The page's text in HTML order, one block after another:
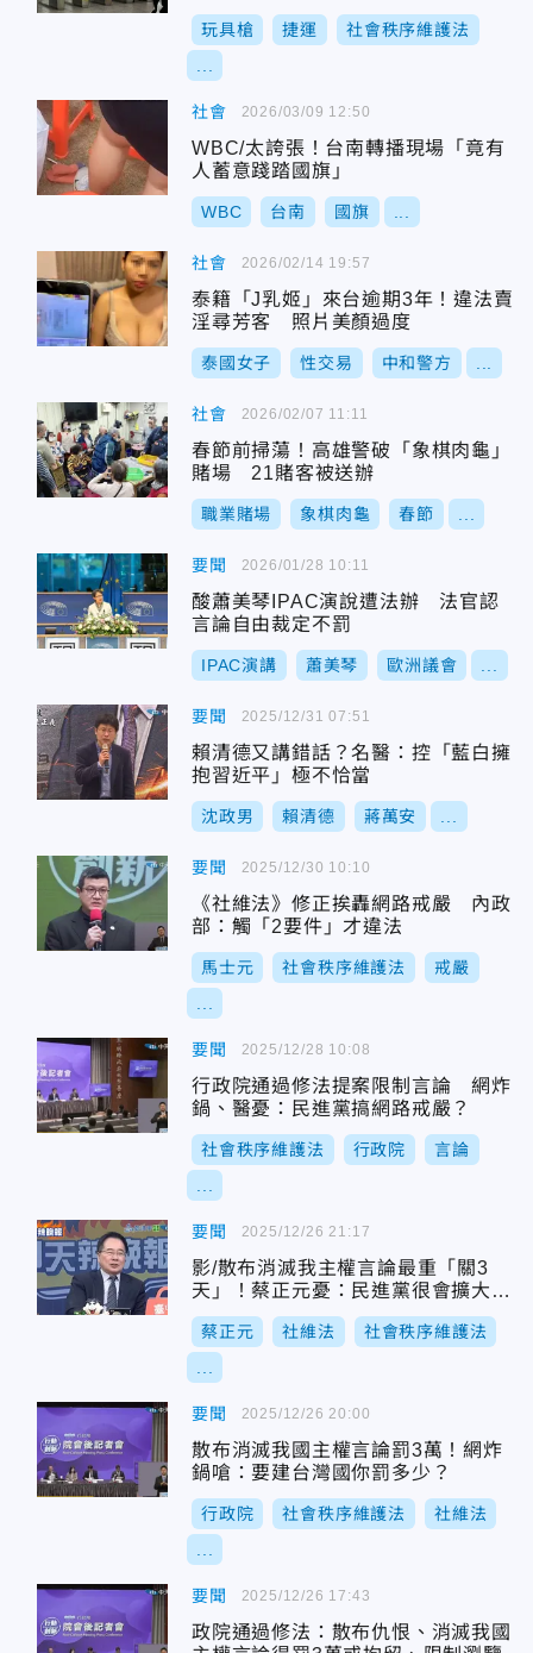
玩具槍 捷運 社會秩序維護法
社會
WBC/太誇張！台南轉播現場「竟有
人蓄意踐踏國旗」
WBC 台南 國旗
2026/03/09 12:50
社會
泰籍「J乳姬」來台逾期3年！違法賣
淫尋芳客 照片美顏過度
泰國女子 性交易 中和警方
2026/02/14 19:57
社會
春節前掃蕩！高雄警破「象棋肉龜」
賭場 21賭客被送辦
職業賭場 象棋肉龜 春節
2026/02/07 11:11
要聞
酸蕭美琴IPAC演說遭法辦 法官認
言論自由裁定不罰
IPAC演講 蕭美琴 歐洲議會
2026/01/28 10:11
要聞
賴清德又講錯話？名醫：控「藍白擁
抱習近平」極不恰當
沈政男 賴清德 蔣萬安
2025/12/31 07:51
要聞
《社維法》修正挨轟網路戒嚴 內政
部：觸「2要件」才違法
馬士元 社會秩序維護法 戒嚴
2025/12/30 10:10
要聞
行政院通過修法提案限制言論 網炸
鍋、醫憂：民進黨搞網路戒嚴？
社會秩序維護法 行政院 言論
2025/12/28 10:08
要聞
影/散布消滅我主權言論最重「關3
天」！蔡正元憂：民進黨很會擴大解
釋
蔡正元 社維法 社會秩序維護法
2025/12/26 21:17
要聞
散布消滅我國主權言論罰3萬！網炸
鍋嗆：要建台灣國你罰多少？
行政院 社會秩序維護法 社維法
2025/12/26 20:00
要聞
政院通過修法：散布仇恨、消滅我國
2025/12/26 17:43